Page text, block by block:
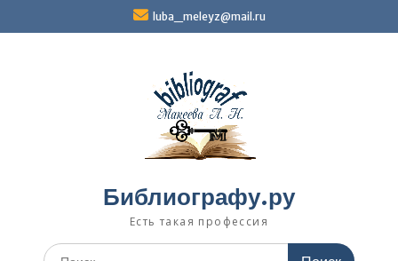
luba_meleyz@mail.ru
Библиографу.ру
Есть такая профессия
Поиск